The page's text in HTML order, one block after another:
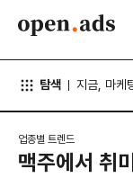
탐색 지금, 마케
업종별 트렌드
맥주에서 취